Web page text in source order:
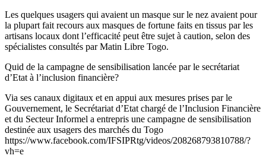
Les quelques usagers qui avaient un masque sur le nez avaient pour
la plupart fait recours aux masques de fortune faits en tissus par les
artisans locaux dont l’efficacité peut être sujet à caution, selon des
spécialistes consultés par Matin Libre Togo.
Quid de la campagne de sensibilisation lancée par le secrétariat
d’Etat à l’inclusion financière?
Via ses canaux digitaux et en appui aux mesures prises par le
Gouvernement, le Secrétariat d’Etat chargé de l’Inclusion Financière
et du Secteur Informel a entrepris une campagne de sensibilisation
destinée aux usagers des marchés du Togo
https://www.facebook.com/IFSIPRtg/videos/208268793810788/?
vh=e